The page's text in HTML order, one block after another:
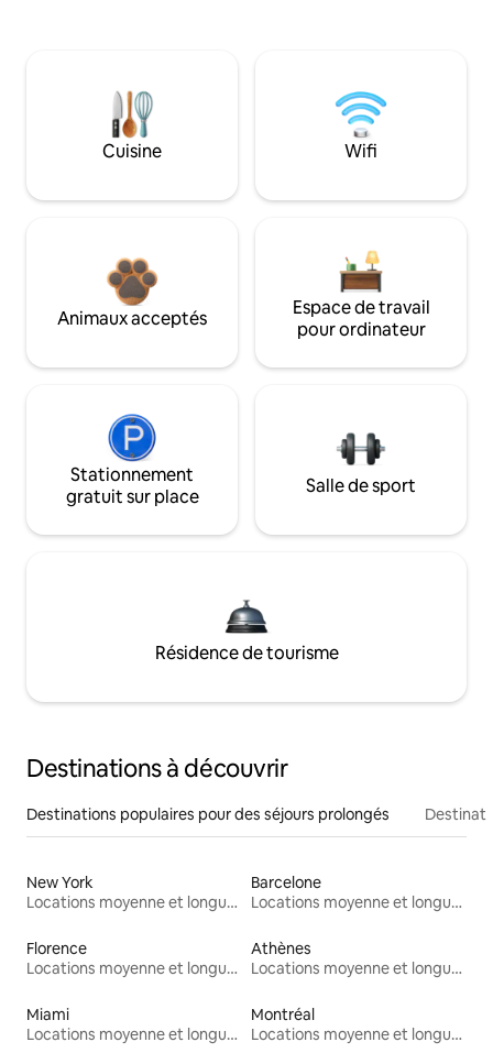
Cuisine Wifi
Animaux acceptés
Espace de travail
pour ordinateur
Stationnement
gratuit sur place
Salle de sport
Résidence de tourisme
Destinations à découvrir
Destinations populaires pour des séjours prolongés
New York
Locations moyenne et longue durée
Barcelone
Locations moyenne et longue durée
Florence
Locations moyenne et longue durée
Athènes
Locations moyenne et longue durée
Miami
Locations moyenne et longue durée
Montréal
Locations moyenne et longue durée